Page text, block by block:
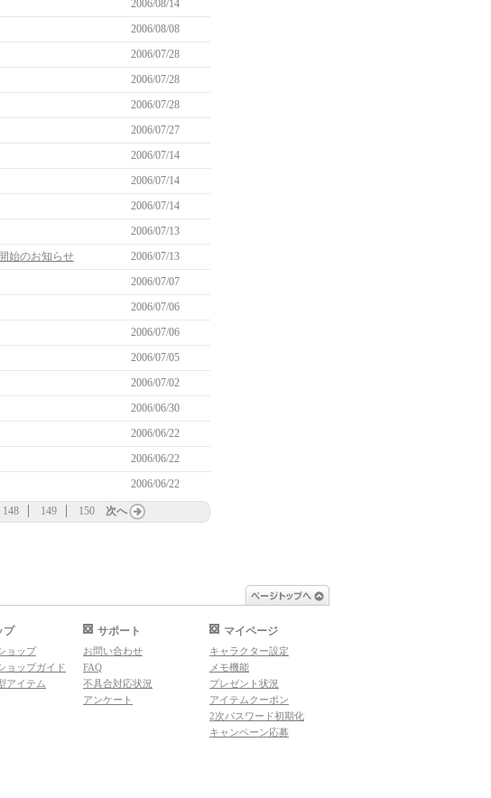
2006/08/14
2006/08/08
2006/07/28
2006/07/28
2006/07/28
2006/07/27
2006/07/14
2006/07/14
2006/07/14
2006/07/13
始のお知らせ
2006/07/13
2006/07/07
2006/07/06
2006/07/06
2006/07/05
2006/07/02
2006/06/30
2006/06/22
2006/06/22
2006/06/22
148 149 150 次へ
プ
ョップ
ョップガイド
アイテム
サポート
お問い合わせ
FAQ
不具合対応状況
アンケート
マイページ
キャラクター設定
メモ機能
プレゼント状況
アイテムクーポン
2次パスワード初期化
キャンペーン応募